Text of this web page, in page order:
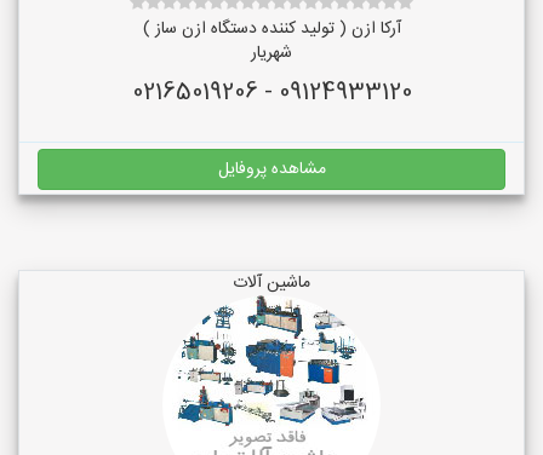
آرکا ازن ( تولید کننده دستگاه ازن ساز )
شهریار
09124933120 - 02165019206
مشاهده پروفایل
ماشین آلات